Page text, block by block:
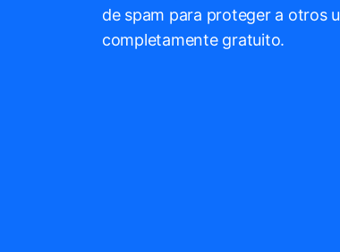
de spam para proteger a otros
completamente gratuito.